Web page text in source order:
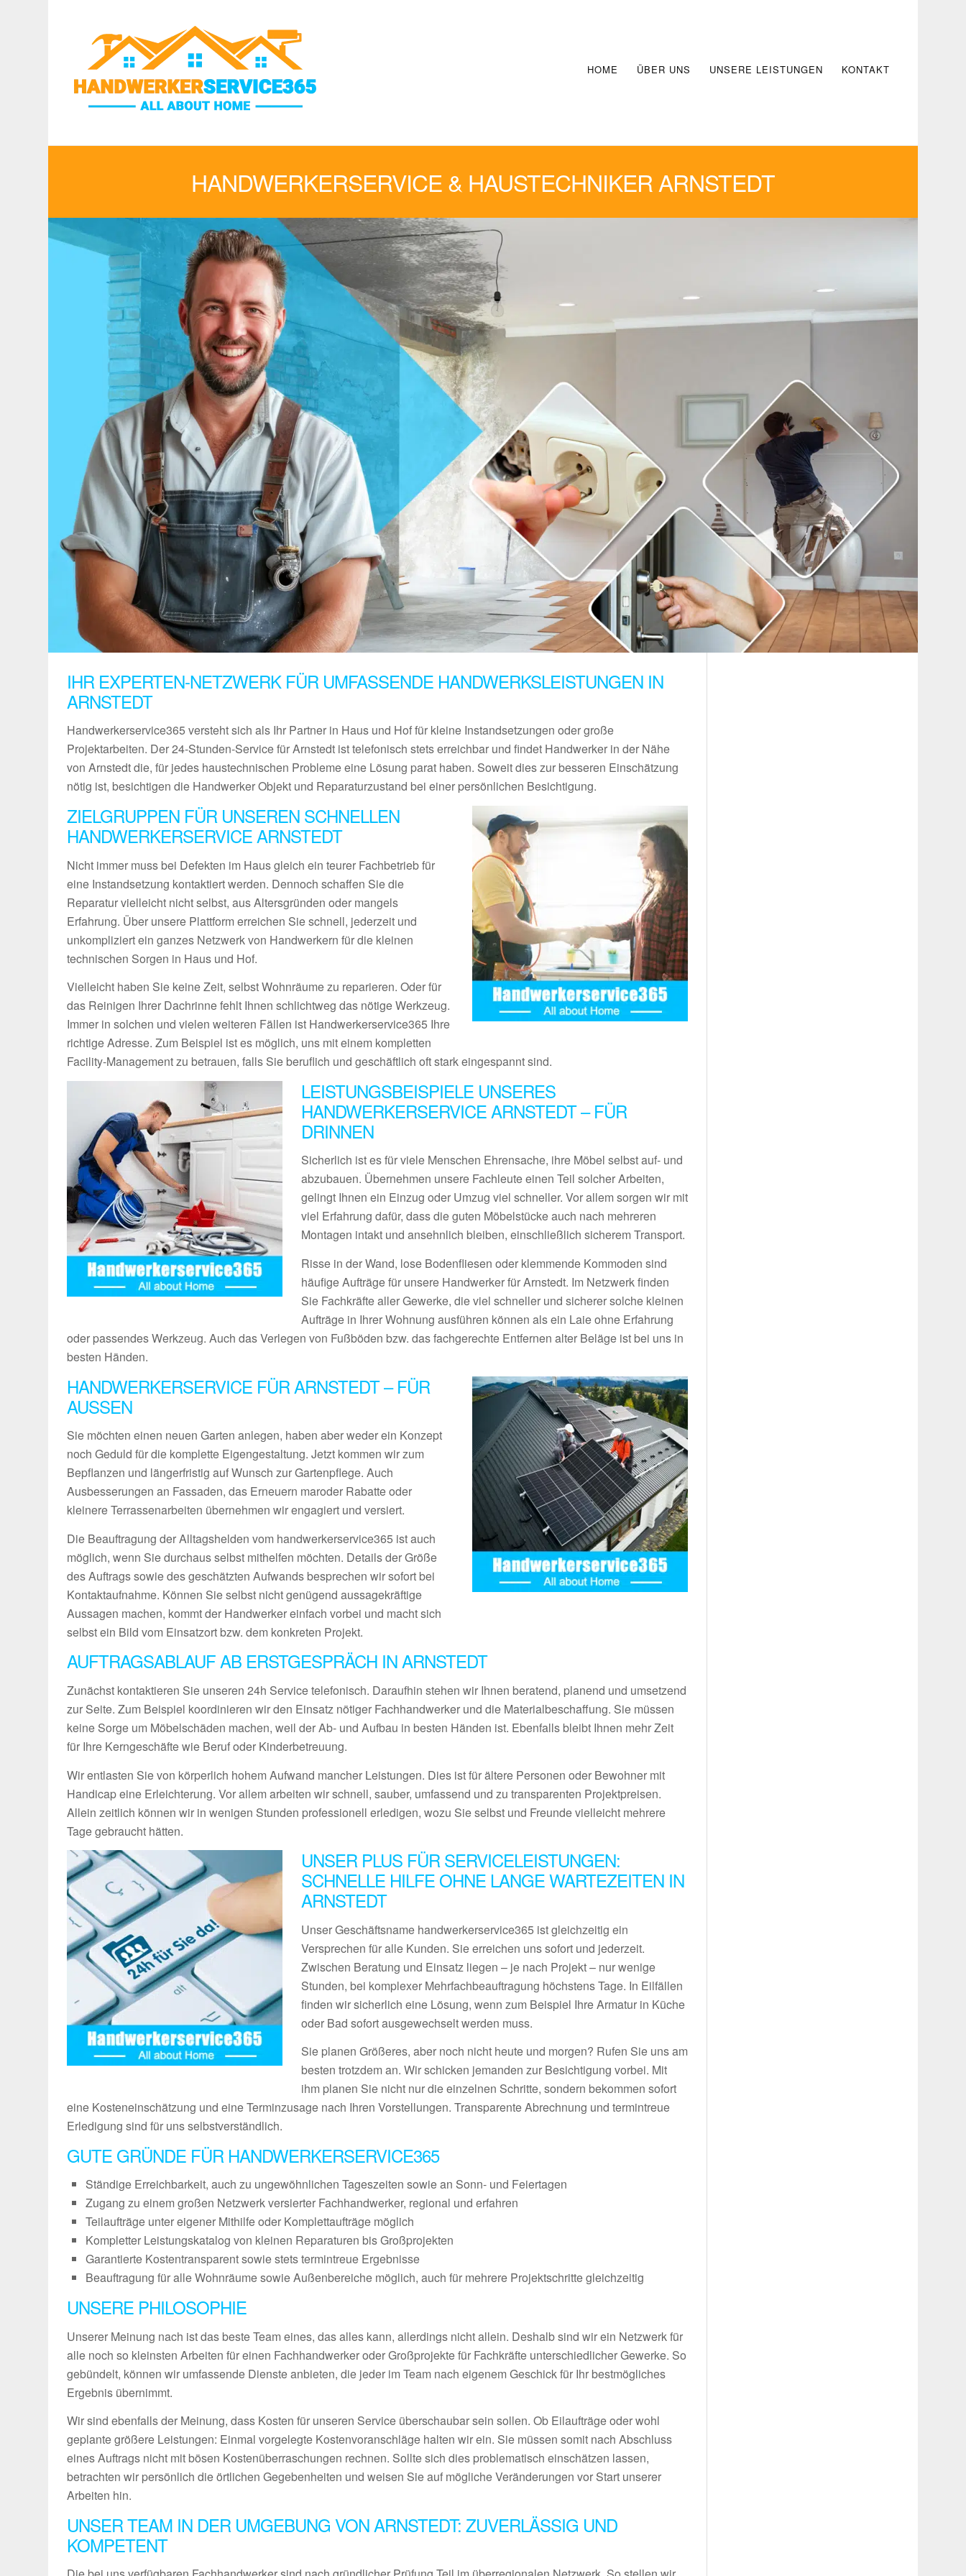
HOME ÜBER UNS UNSERE LEISTUNGEN KONTAKT
HANDWERKERSERVICE & HAUSTECHNIKER ARNSTEDT
IHR EXPERTEN-NETZWERK FÜR UMFASSENDE HANDWERKSLEISTUNGEN IN
ARNSTEDT
Handwerkerservice365 versteht sich als Ihr Partner in Haus und Hof für kleine Instandsetzungen oder große
Projektarbeiten. Der 24-Stunden-Service für Arnstedt ist telefonisch stets erreichbar und findet Handwerker in der Nähe
von Arnstedt die, für jedes haustechnischen Probleme eine Lösung parat haben. Soweit dies zur besseren Einschätzung
nötig ist, besichtigen die Handwerker Objekt und Reparaturzustand bei einer persönlichen Besichtigung.
ZIELGRUPPEN FÜR UNSEREN SCHNELLEN
HANDWERKERSERVICE ARNSTEDT
Nicht immer muss bei Defekten im Haus gleich ein teurer Fachbetrieb für
eine Instandsetzung kontaktiert werden. Dennoch schaffen Sie die
Reparatur vielleicht nicht selbst, aus Altersgründen oder mangels
Erfahrung. Über unsere Plattform erreichen Sie schnell, jederzeit und
unkompliziert ein ganzes Netzwerk von Handwerkern für die kleinen
technischen Sorgen in Haus und Hof.
Vielleicht haben Sie keine Zeit, selbst Wohnräume zu reparieren. Oder für
das Reinigen Ihrer Dachrinne fehlt Ihnen schlichtweg das nötige Werkzeug.
Immer in solchen und vielen weiteren Fällen ist Handwerkerservice365 Ihre
richtige Adresse. Zum Beispiel ist es möglich, uns mit einem kompletten
Facility-Management zu betrauen, falls Sie beruflich und geschäftlich oft stark eingespannt sind.
LEISTUNGSBEISPIELE UNSERES
HANDWERKERSERVICE ARNSTEDT – FÜR
DRINNEN
Sicherlich ist es für viele Menschen Ehrensache, ihre Möbel selbst auf- und
abzubauen. Übernehmen unsere Fachleute einen Teil solcher Arbeiten,
gelingt Ihnen ein Einzug oder Umzug viel schneller. Vor allem sorgen wir mit
viel Erfahrung dafür, dass die guten Möbelstücke auch nach mehreren
Montagen intakt und ansehnlich bleiben, einschließlich sicherem Transport.
Risse in der Wand, lose Bodenfliesen oder klemmende Kommoden sind
häufige Aufträge für unsere Handwerker für Arnstedt. Im Netzwerk finden
Sie Fachkräfte aller Gewerke, die viel schneller und sicherer solche kleinen
Aufträge in Ihrer Wohnung ausführen können als ein Laie ohne Erfahrung
oder passendes Werkzeug. Auch das Verlegen von Fußböden bzw. das fachgerechte Entfernen alter Beläge ist bei uns in
besten Händen.
HANDWERKERSERVICE FÜR ARNSTEDT – FÜR
AUSSEN
Sie möchten einen neuen Garten anlegen, haben aber weder ein Konzept
noch Geduld für die komplette Eigengestaltung. Jetzt kommen wir zum
Bepflanzen und längerfristig auf Wunsch zur Gartenpflege. Auch
Ausbesserungen an Fassaden, das Erneuern maroder Rabatte oder
kleinere Terrassenarbeiten übernehmen wir engagiert und versiert.
Die Beauftragung der Alltagshelden vom handwerkerservice365 ist auch
möglich, wenn Sie durchaus selbst mithelfen möchten. Details der Größe
des Auftrags sowie des geschätzten Aufwands besprechen wir sofort bei
Kontaktaufnahme. Können Sie selbst nicht genügend aussagekräftige
Aussagen machen, kommt der Handwerker einfach vorbei und macht sich
selbst ein Bild vom Einsatzort bzw. dem konkreten Projekt.
AUFTRAGSABLAUF AB ERSTGESPRÄCH IN ARNSTEDT
Zunächst kontaktieren Sie unseren 24h Service telefonisch. Daraufhin stehen wir Ihnen beratend, planend und umsetzend
zur Seite. Zum Beispiel koordinieren wir den Einsatz nötiger Fachhandwerker und die Materialbeschaffung. Sie müssen
keine Sorge um Möbelschäden machen, weil der Ab- und Aufbau in besten Händen ist. Ebenfalls bleibt Ihnen mehr Zeit
für Ihre Kerngeschäfte wie Beruf oder Kinderbetreuung.
Wir entlasten Sie von körperlich hohem Aufwand mancher Leistungen. Dies ist für ältere Personen oder Bewohner mit
Handicap eine Erleichterung. Vor allem arbeiten wir schnell, sauber, umfassend und zu transparenten Projektpreisen.
Allein zeitlich können wir in wenigen Stunden professionell erledigen, wozu Sie selbst und Freunde vielleicht mehrere
Tage gebraucht hätten.
UNSER PLUS FÜR SERVICELEISTUNGEN:
SCHNELLE HILFE OHNE LANGE WARTEZEITEN IN
ARNSTEDT
Unser Geschäftsname handwerkerservice365 ist gleichzeitig ein
Versprechen für alle Kunden. Sie erreichen uns sofort und jederzeit.
Zwischen Beratung und Einsatz liegen – je nach Projekt – nur wenige
Stunden, bei komplexer Mehrfachbeauftragung höchstens Tage. In Eilfällen
finden wir sicherlich eine Lösung, wenn zum Beispiel Ihre Armatur in Küche
oder Bad sofort ausgewechselt werden muss.
Sie planen Größeres, aber noch nicht heute und morgen? Rufen Sie uns am
besten trotzdem an. Wir schicken jemanden zur Besichtigung vorbei. Mit
ihm planen Sie nicht nur die einzelnen Schritte, sondern bekommen sofort
eine Kosteneinschätzung und eine Terminzusage nach Ihren Vorstellungen. Transparente Abrechnung und termintreue
Erledigung sind für uns selbstverständlich.
GUTE GRÜNDE FÜR HANDWERKERSERVICE365
Ständige Erreichbarkeit, auch zu ungewöhnlichen Tageszeiten sowie an Sonn- und Feiertagen
Zugang zu einem großen Netzwerk versierter Fachhandwerker, regional und erfahren
Teilaufträge unter eigener Mithilfe oder Komplettaufträge möglich
Kompletter Leistungskatalog von kleinen Reparaturen bis Großprojekten
Garantierte Kostentransparent sowie stets termintreue Ergebnisse
Beauftragung für alle Wohnräume sowie Außenbereiche möglich, auch für mehrere Projektschritte gleichzeitig
UNSERE PHILOSOPHIE
Unserer Meinung nach ist das beste Team eines, das alles kann, allerdings nicht allein. Deshalb sind wir ein Netzwerk für
alle noch so kleinsten Arbeiten für einen Fachhandwerker oder Großprojekte für Fachkräfte unterschiedlicher Gewerke. So
gebündelt, können wir umfassende Dienste anbieten, die jeder im Team nach eigenem Geschick für Ihr bestmögliches
Ergebnis übernimmt.
Wir sind ebenfalls der Meinung, dass Kosten für unseren Service überschaubar sein sollen. Ob Eilaufträge oder wohl
geplante größere Leistungen: Einmal vorgelegte Kostenvoranschläge halten wir ein. Sie müssen somit nach Abschluss
eines Auftrags nicht mit bösen Kostenüberraschungen rechnen. Sollte sich dies problematisch einschätzen lassen,
betrachten wir persönlich die örtlichen Gegebenheiten und weisen Sie auf mögliche Veränderungen vor Start unserer
Arbeiten hin.
UNSER TEAM IN DER UMGEBUNG VON ARNSTEDT: ZUVERLÄSSIG UND
KOMPETENT